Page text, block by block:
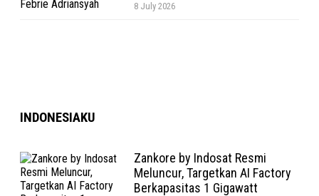
8 July 2026
INDONESIAKU
Zankore by Indosat Resmi
Meluncur, Targetkan AI Factory
Berkapasitas 1 Gigawatt